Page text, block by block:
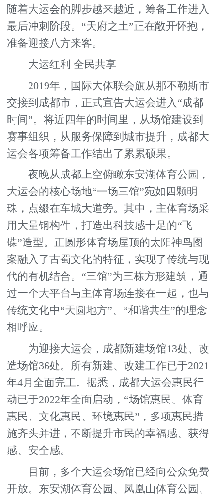
随着大运会的脚步越来越近，筹备工作进入
最后冲刺阶段。“天府之土”正在敞开怀抱，
准备迎接八方来客。
大运红利 全民共享
2019年，国际大体联会旗从那不勒斯市
交接到成都市，正式宣告大运会进入“成都
时间”。将近四年的时间里，从场馆建设到
赛事组织，从服务保障到城市提升，成都大
运会各项筹备工作结出了累累硕果。
夜晚从成都上空俯瞰东安湖体育公园，
大运会的核心场地“一场三馆”宛如四颗明
珠，点缀在车城大道旁。其中，主体育场采
用大量钢构件，打造出科技感十足的“飞
碟”造型。正圆形体育场屋顶的太阳神鸟图
案融入了古蜀文化的特征，实现了传统与现
代的有机结合。“三馆”为三栋方形建筑，通
过一个大平台与主体育场连接在一起，也与
传统文化中“天圆地方”、“和谐共生”的理念
相呼应。
为迎接大运会，成都新建场馆13处、改
造场馆36处。所有新建、改建工作已于2021
年4月全面完工。据悉，成都大运会惠民行
动已于2022年全面启动，“场馆惠民、体育
惠民、文化惠民、环境惠民”，多项惠民措
施齐头并进，不断提升市民的幸福感、获得
感、安全感。
目前，多个大运会场馆已经向公众免费
开放。东安湖体育公园、凤凰山体育公园、